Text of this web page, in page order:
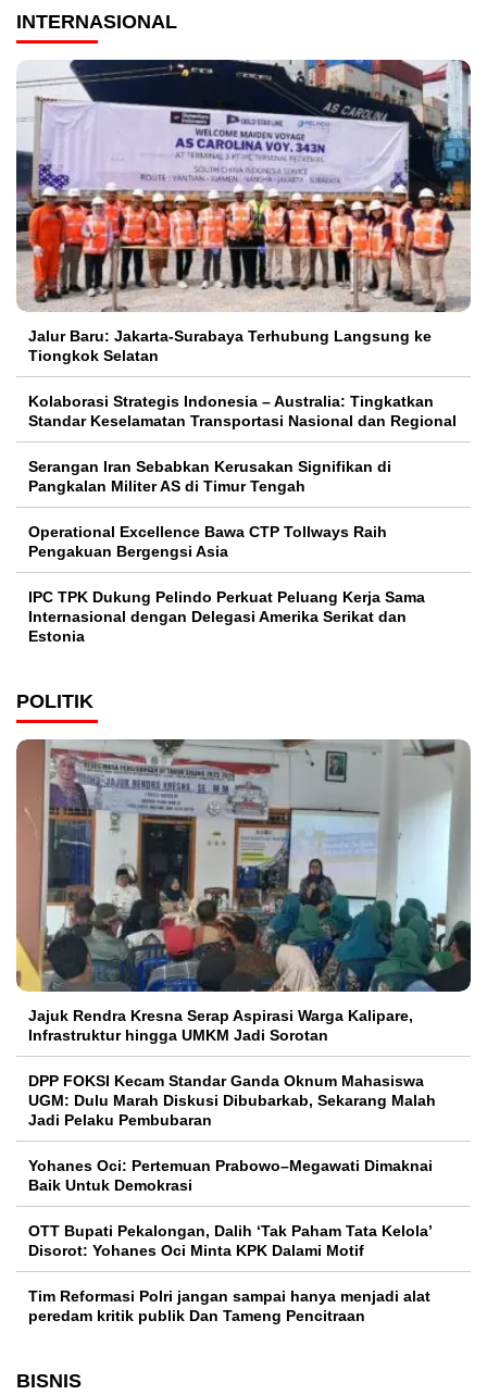
INTERNASIONAL
Jalur Baru: Jakarta-Surabaya Terhubung Langsung ke
Tiongkok Selatan
Kolaborasi Strategis Indonesia – Australia: Tingkatkan
Standar Keselamatan Transportasi Nasional dan Regional
Serangan Iran Sebabkan Kerusakan Signifikan di
Pangkalan Militer AS di Timur Tengah
Operational Excellence Bawa CTP Tollways Raih
Pengakuan Bergengsi Asia
IPC TPK Dukung Pelindo Perkuat Peluang Kerja Sama
Internasional dengan Delegasi Amerika Serikat dan
Estonia
POLITIK
Jajuk Rendra Kresna Serap Aspirasi Warga Kalipare,
Infrastruktur hingga UMKM Jadi Sorotan
DPP FOKSI Kecam Standar Ganda Oknum Mahasiswa
UGM: Dulu Marah Diskusi Dibubarkab, Sekarang Malah
Jadi Pelaku Pembubaran
Yohanes Oci: Pertemuan Prabowo–Megawati Dimaknai
Baik Untuk Demokrasi
OTT Bupati Pekalongan, Dalih ‘Tak Paham Tata Kelola’
Disorot: Yohanes Oci Minta KPK Dalami Motif
Tim Reformasi Polri jangan sampai hanya menjadi alat
peredam kritik publik Dan Tameng Pencitraan
BISNIS